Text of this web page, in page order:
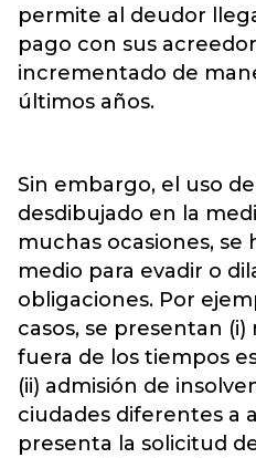
permite al deudor
pago con sus
incrementado de
últimos años.
Sin embargo, el uso
desdibujado en la
muchas ocasiones, se
medio para evadir o
obligaciones. Por
casos, se presentan
fuera de los tiempos
(ii) admisión de
ciudades diferentes a
presenta la solicitud